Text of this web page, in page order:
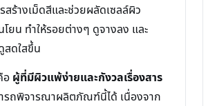
ร้างเม็ดสีและช่วยผลัดเซลล์ผิว
ยน ทำให้รอยต่างๆ ดูจางลง และ
สดใสขึ้น
อ ผู้ที่มีผิวแพ้ง่ายและกังวลเรื่องสาร
รถพิจารณาผลิตภัณฑ์นี้ได้ เนื่องจาก